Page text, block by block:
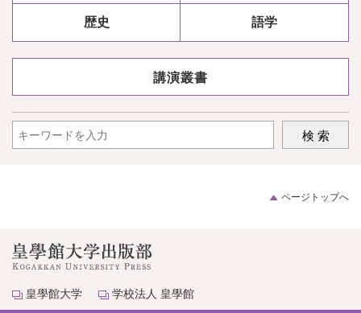
歴史 語学
講演叢書
ページトップへ
皇學館大学 学校法人 皇學館